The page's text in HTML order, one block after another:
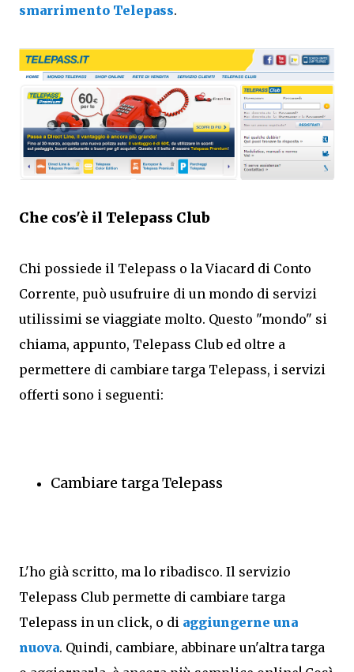
smarrimento Telepass.
Che cos'è il Telepass Club
Chi possiede il Telepass o la Viacard di Conto
Corrente, può usufruire di un mondo di servizi
utilissimi se viaggiate molto. Questo "mondo" si
chiama, appunto, Telepass Club ed oltre a
permettere di cambiare targa Telepass, i servizi
offerti sono i seguenti:
Cambiare targa Telepass
L'ho già scritto, ma lo ribadisco. Il servizio
Telepass Club permette di cambiare targa
Telepass in un click, o di aggiungerne una
nuova. Quindi, cambiare, abbinare un'altra targa